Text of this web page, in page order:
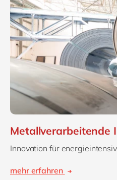
Metallverarbeitende
Innovation für
mehr erfahren